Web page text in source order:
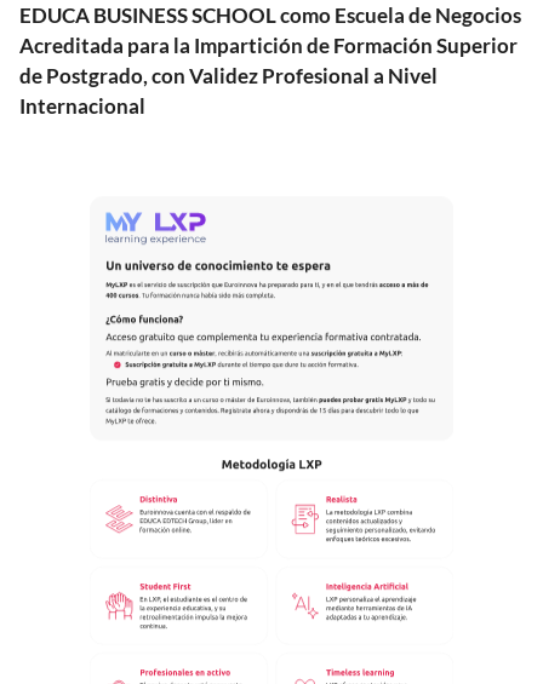
EDUCA BUSINESS SCHOOL como Escuela de Negocios
Acreditada para la Impartición de Formación Superior
de Postgrado, con Validez Profesional a Nivel
Internacional